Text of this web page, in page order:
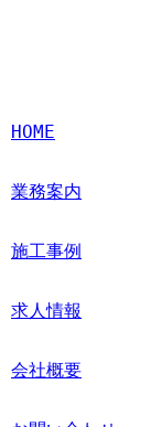
HOME
業務案内
施工事例
求人情報
会社概要